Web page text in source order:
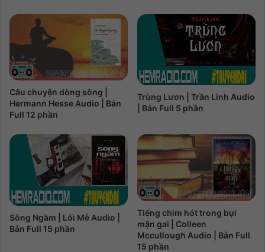
Câu chuyện dòng sông |
Hermann Hesse Audio | Bản
Full 12 phần
Trùng Lươn | Trần Linh Audio
| Bản Full 5 phần
Sông Ngầm | Lôi Mễ Audio |
Bản Full 15 phần
Tiếng chim hót trong bụi
mận gai | Colleen
Mccullough Audio | Bản Full
15 phần